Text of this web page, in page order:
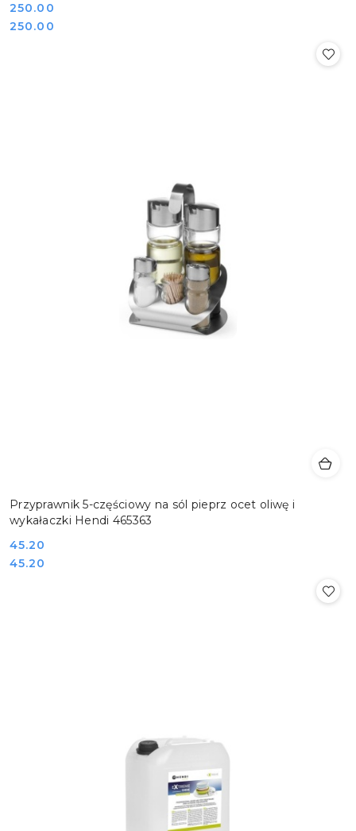
Cena:
250.00
Cena:
250.00
Przyprawnik 5-częściowy na sól pieprz ocet oliwę i
wykałaczki Hendi 465363
Cena:
45.20
Cena:
45.20